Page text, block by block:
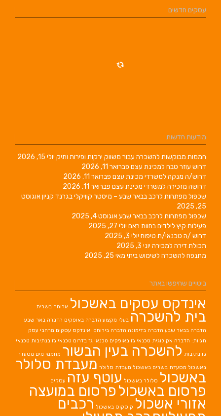
עסקים חדשים
מודעות חדשות
חממות מבוקשות להשכרה עבור משווק ירקות ופירות ותיק יולי 15, 2026
דרוש עוזר טבח למכינת עצם פברואר 11, 2026
דרוש/ה מנקה למשרדי מכינת עצם פברואר 11, 2026
דרושה מזכירה למשרדי מכינת עצם פברואר 11, 2026
שכפול מפתחות לרכב בבאר שבע – מיסטר קוויקלי בגרנד קניוןאוגוסט
25, 2025
שכפול מפתחות לרכב בבאר שבעאוגוסט 4, 2025
פעילות קיץ לילדים בחוות ראם יולי 27, 2025
דרוש /ה טכנאי/ת טיפוח יולי 3, 2025
תכולת דירה למכירה יוני 3, 2025
מתנפח להשכרה לשימוש ביתי מאי 25, 2025
ביטויים שחיפשו באתר
אינדקס עסקים באשכול ארוחה בשרית
בית להשכרה בעלי מקצוע הדברה באופקים הדברה באר שבע
הדברה בבאר שבע הדברה בדימונה הדברה בירוחם ואינדקס עסקים מרחבי עסק
תגיות: הדברה אקולוגית טכנאי גז באופקים טכנאי גז בדרום טכנאי גז בנתיבות טכנאי
גז נתיבות להשכרה בעין הבשור מחממי מים מסעדה
באשכול מסעדת בשרים באשכול מעבדת סלולר מעבדת סלולר
באשכול סלולר באשכול עוטף עזה עסקים
פרסום באשכול פרסום במועצה
אזורי אשכול קוסקוס באשכול רכבים